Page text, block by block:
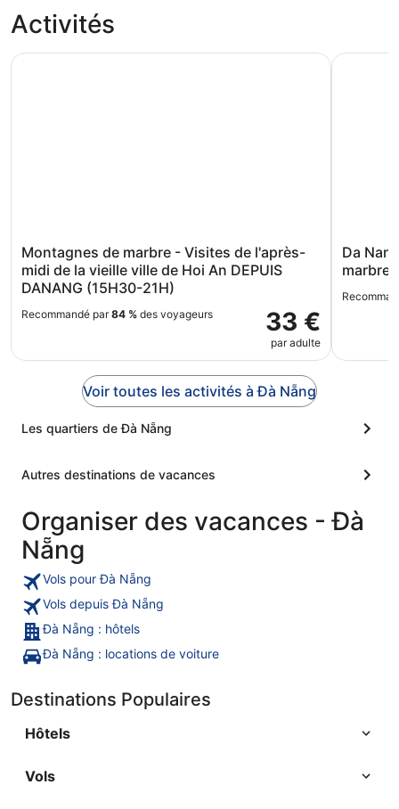
2
Activités
Montagnes de marbre - Visites de l'après-
midi de la vieille ville de Hoi An DEPUIS
DANANG (15H30-21H)
33 €
par adulte
Recommandé par84 % des voyageurs
Montagnes de marbre - Visites de l'après-midi de la
Da
marbre
Da
Voir toutes les activités à Đà Nẵng
Les quartiers de Đà Nẵng
Autres destinations de vacances
Organiser des vacances - Đà
Nẵng
Vols pour Đà Nẵng
Vols depuis Đà Nẵng
Đà Nẵng : hôtels
Đà Nẵng : locations de voiture
Destinations Populaires
Hôtels
Vols